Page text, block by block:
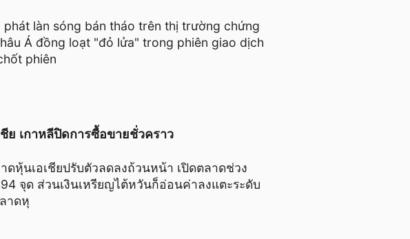
làn sóng bán tháo trên thị trường chứng
Á đồng loạt "đỏ lửa" trong phiên giao dịch
phiên
ย เกาหลีปิดการซื้อขายชั่วคราว
หุ้นเอเชียปรับตัวลดลงถ้วนหน้า เปิดตลาดช่วง
จุด ส่วนเงินเหรียญไต้หวันก็อ่อนค่าลงแตะระดับ
าดหุ